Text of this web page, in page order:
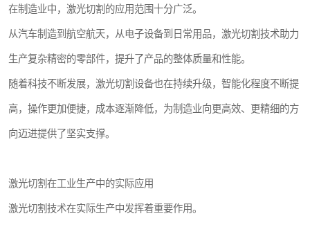
在制造业中，激光切割的应用范围十分广泛。
从汽车制造到航空航天，从电子设备到日常用品，激光切割技术助力
生产复杂精密的零部件，提升了产品的整体质量和性能。
随着科技不断发展，激光切割设备也在持续升级，智能化程度不断提
高，操作更加便捷，成本逐渐降低，为制造业向更高效、更精细的方
向迈进提供了坚实支撑。
激光切割在工业生产中的实际应用
激光切割技术在实际生产中发挥着重要作用。